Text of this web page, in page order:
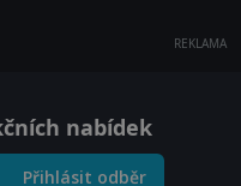
REKLAMA
nabídek
Přihlásit odběr